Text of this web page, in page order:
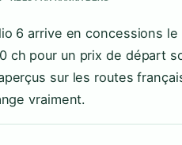
6 arrive en concessions
ch pour un prix de départ
sur les routes
vraiment.